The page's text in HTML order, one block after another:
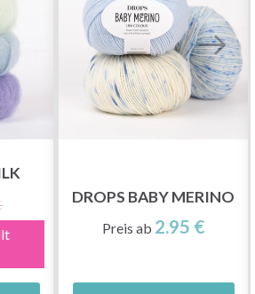
DROPS BABY MERINO
Preis ab 2.95 €